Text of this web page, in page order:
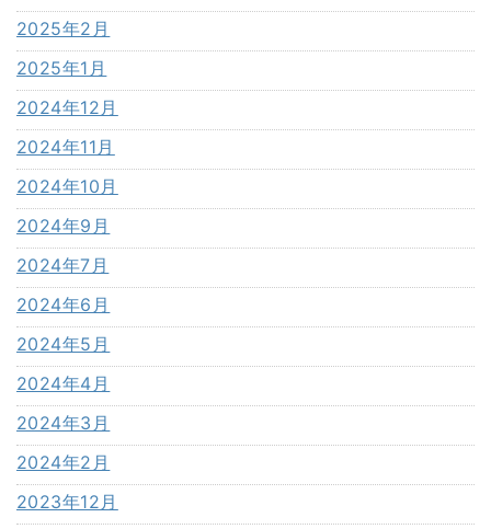
2025年2月
2025年1月
2024年12月
2024年11月
2024年10月
2024年9月
2024年7月
2024年6月
2024年5月
2024年4月
2024年3月
2024年2月
2023年12月